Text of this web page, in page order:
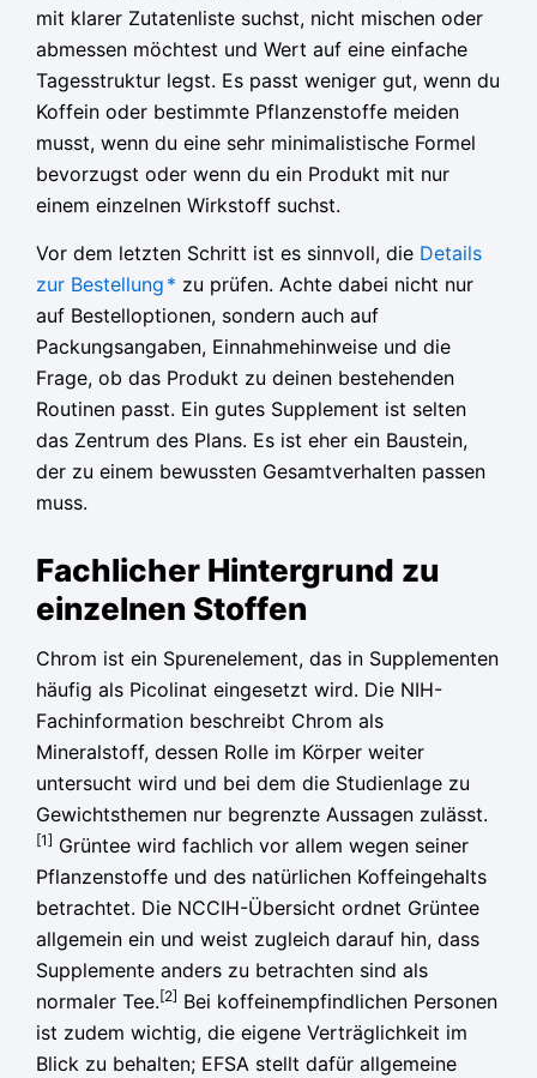
mit klarer Zutatenliste suchst, nicht mischen oder
abmessen möchtest und Wert auf eine einfache
Tagesstruktur legst. Es passt weniger gut, wenn du
Koffein oder bestimmte Pflanzenstoffe meiden
musst, wenn du eine sehr minimalistische Formel
bevorzugst oder wenn du ein Produkt mit nur
einem einzelnen Wirkstoff suchst.
Vor dem letzten Schritt ist es sinnvoll, die Details
zur Bestellung * zu prüfen. Achte dabei nicht nur
auf Bestelloptionen, sondern auch auf
Packungsangaben, Einnahmehinweise und die
Frage, ob das Produkt zu deinen bestehenden
Routinen passt. Ein gutes Supplement ist selten
das Zentrum des Plans. Es ist eher ein Baustein,
der zu einem bewussten Gesamtverhalten passen
muss.
Fachlicher Hintergrund zu
einzelnen Stoffen
Chrom ist ein Spurenelement, das in Supplementen
häufig als Picolinat eingesetzt wird. Die NIH-
Fachinformation beschreibt Chrom als
Mineralstoff, dessen Rolle im Körper weiter
untersucht wird und bei dem die Studienlage zu
Gewichtsthemen nur begrenzte Aussagen zulässt.
[1] Grüntee wird fachlich vor allem wegen seiner
Pflanzenstoffe und des natürlichen Koffeingehalts
betrachtet. Die NCCIH-Übersicht ordnet Grüntee
allgemein ein und weist zugleich darauf hin, dass
Supplemente anders zu betrachten sind als
normaler Tee.[2] Bei koffeinempfindlichen Personen
ist zudem wichtig, die eigene Verträglichkeit im
Blick zu behalten; EFSA stellt dafür allgemeine